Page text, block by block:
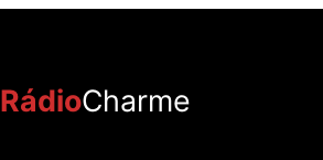
RádioCharme